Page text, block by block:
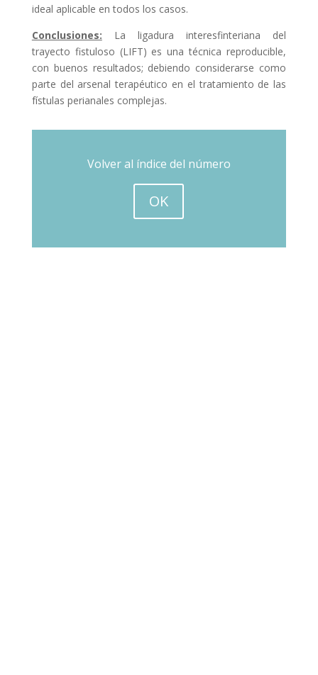
ideal aplicable en todos los casos.
Conclusiones: La ligadura interesfinteriana del
trayecto fistuloso (LIFT) es una técnica reproducible,
con buenos resultados; debiendo considerarse como
parte del arsenal terapéutico en el tratamiento de las
fístulas perianales complejas.
Volver al índice del número
OK